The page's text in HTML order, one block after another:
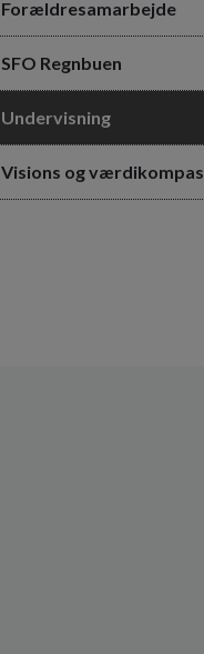
Forældresamarbejde
SFO Regnbuen
Undervisning
Visions og værdikompas